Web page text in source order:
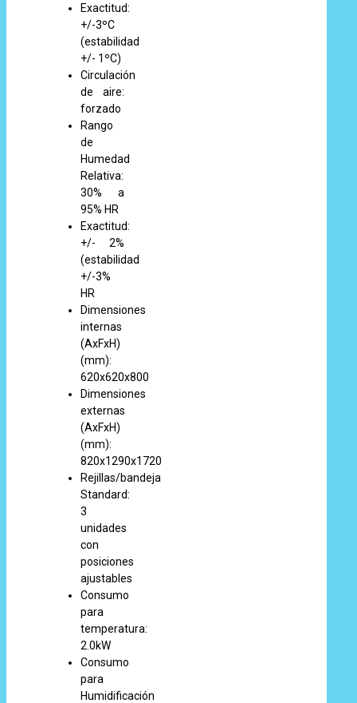
Exactitud:
+/-3ºC
(estabilidad
+/- 1ºC)
Circulación
de aire:
forzado
Rango
de
Humedad
Relativa:
30% a
95% HR
Exactitud:
+/- 2%
(estabilidad
+/-3%
HR
Dimensiones
internas
(AxFxH)
(mm):
620x620x800
Dimensiones
externas
(AxFxH)
(mm):
820x1290x1720
Rejillas/bandeja
Standard:
3
unidades
con
posiciones
ajustables
Consumo
para
temperatura:
2.0kW
Consumo
para
Humidificación